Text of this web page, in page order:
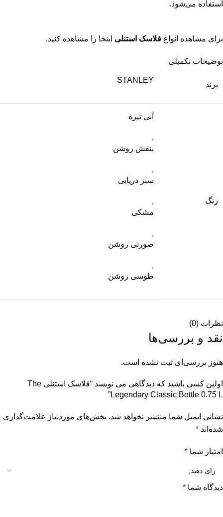
استفاده می‌شود.
برای مشاهده انواع فلاسک استنلی اینجا را مشاهده کنید.
توضیحات تکمیلی
برند
STANLEY
رنگ
آبی تیره
,
بنفش روشن
,
سبز دریایی
,
مشکی
,
صورتی روشن
,
طوسی روشن
نظرات (0)
نقد و بررسی‌ها
هنوز بررسی‌ای ثبت نشده است.
اولین کسی باشید که دیدگاهی می نویسد “فلاسک استنلی The
Legendary Classic Bottle 0.75 L”
نشانی ایمیل شما منتشر نخواهد شد. بخش‌های موردنیاز علامت‌گذاری
شده‌اند *
امتیاز شما *
دیدگاه شما *